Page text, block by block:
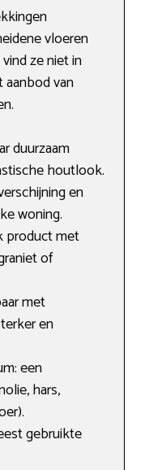
vloeren
ze niet in
van
duurzaam
houtlook.
en
woning.
product met
of
met
en
een
hars,
gebruikte